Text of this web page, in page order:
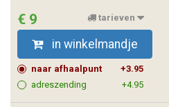
€ 9 tarieven
in winkelmandje
naar afhaalpunt
+3.95
adreszending
+4.95